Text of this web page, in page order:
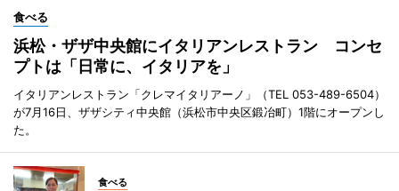
食べる
浜松・ザザ中央館にイタリアンレストラン コンセ
プトは「日常に、イタリアを」
イタリアンレストラン「クレマイタリアーノ」（TEL 053-489-6504）
が7月16日、ザザシティ中央館（浜松市中央区鍛冶町）1階にオープンし
た。
食べる